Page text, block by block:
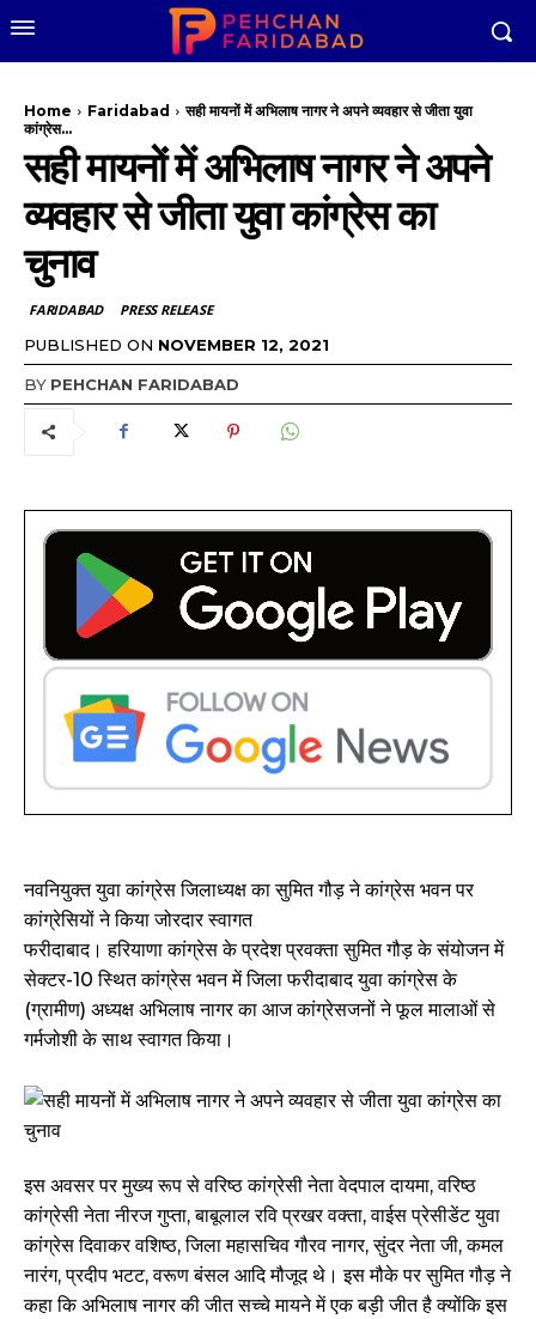
Home Faridabad
सही मायनों में अभिलाष नागर ने अपने व्यवहार से जीता युवा
कांग्रेस...
सही मायनों में अभिलाष नागर ने अपने
व्यवहार से जीता युवा कांग्रेस का
चुनाव
FARIDABAD PRESS RELEASE
PUBLISHED ON NOVEMBER 12, 2021
BY PEHCHAN FARIDABAD
नवनियुक्त युवा कांग्रेस जिलाध्यक्ष का सुमित गौड़ ने कांग्रेस भवन पर
कांग्रेसियों ने किया जोरदार स्वागत
फरीदाबाद। हरियाणा कांग्रेस के प्रदेश प्रवक्ता सुमित गौड़ के संयोजन में
सेक्टर-10 स्थित कांग्रेस भवन में जिला फरीदाबाद युवा कांग्रेस के
(ग्रामीण) अध्यक्ष अभिलाष नागर का आज कांग्रेसजनों ने फूल मालाओं से
गर्मजोशी के साथ स्वागत किया।
इस अवसर पर मुख्य रूप से वरिष्ठ कांग्रेसी नेता वेदपाल दायमा, वरिष्ठ
कांग्रेसी नेता नीरज गुप्ता, बाबूलाल रवि प्रखर वक्ता, वाईस प्रेसीडेंट युवा
कांग्रेस दिवाकर वशिष्ठ, जिला महासचिव गौरव नागर, सुंदर नेता जी, कमल
नारंग, प्रदीप भटट, वरूण बंसल आदि मौजूद थे। इस मौके पर सुमित गौड़ ने
कहा कि अभिलाष नागर की जीत सच्चे मायने में एक बड़ी जीत है क्योंकि इस